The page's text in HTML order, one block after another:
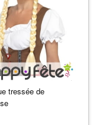
tressée de